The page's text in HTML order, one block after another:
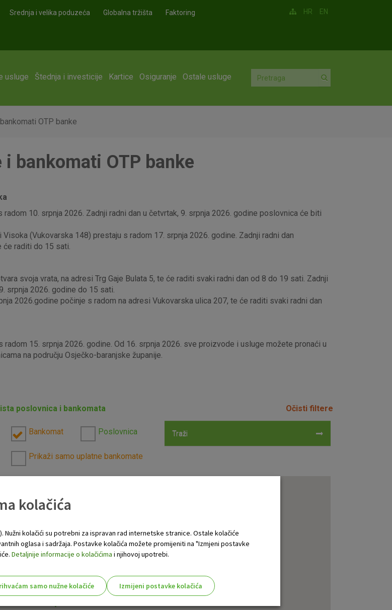
Srednja i velika poduzeća Globalna tržišta Faktoring HR EN
usluge Štednja i investicije Kartice Osiguranje Ostale usluge
OTP banke
i bankomati OTP banke
10. srpnja 2026. Zadnji radni dan u četvrtak, 9. srpnja 2026. godine poslovnica će biti
(Vukovarska 148) prestaju s radom 17. srpnja 2026. godine. Zadnji radni dan
će raditi do 15 sati.
svoja vrata, na adresi Trg Gaje Bulata 5, te će raditi svaki radni dan od 8 do 19 sati. Zadnji
srpnja 2026. godine do 15 sati.
2026.godine počinje s radom na adresi Vukovarska ulica 207, te će raditi svaki radni dan
15. srpnja 2026. godine. Od 16. srpnja 2026. sve proizvode i usluge možete pronaći u
na području Osječko-baranjske županije.
poslovnica i bankomata Očisti filtere
Bankomat Poslovnica Traži
Prikaži samo uplatne bankomate
kolačića
Nužni kolačići su potrebni za ispravan rad internetske stranice. Ostale kolačiće
oglasa i sadržaja. Postavke kolačića možete promijeniti na "Izmjeni postavke
Detaljnije informacije o kolačićima i njihovoj upotrebi.
samo nužne kolačiće
Izmijeni postavke kolačića